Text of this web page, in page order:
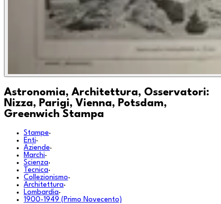
Astronomia, Architettura, Osservatori:
Nizza, Parigi, Vienna, Potsdam,
Greenwich Stampa
Stampe·
Enti·
Aziende·
Marchi·
Scienza·
Tecnica·
Collezionismo·
Architettura·
Lombardia·
1900-1949 (Primo Novecento)